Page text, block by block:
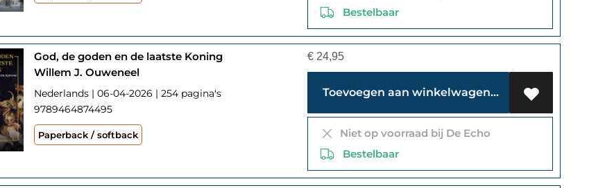
Bestelbaar
God, de goden en de laatste Koning
Willem J. Ouweneel
Nederlands | 06-04-2026 | 254 pagina's
9789464874495
Paperback / softback
€ 24,95
Toevoegen aan winkelwagen
Niet op voorraad bij De Echo
Bestelbaar